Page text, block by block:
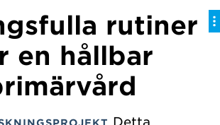
rutiner
en hållbar
Detta